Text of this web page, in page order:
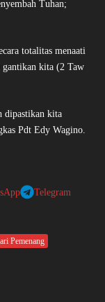
Tuhan;
totalitas menaati
gantikan kita (2 Taw
dipastikan kita
Pdt Edy Wagino.
Telegram
Pemenang